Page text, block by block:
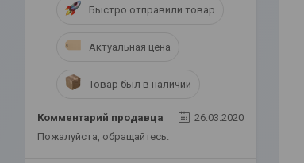
Быстро отправили товар
Актуальная цена
Товар был в наличии
Комментарий продавца
26.03.2020
Пожалуйста, обращайтесь.